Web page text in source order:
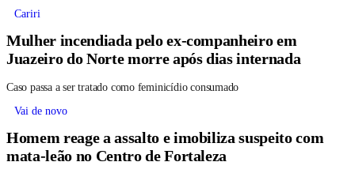
Cariri
Mulher incendiada pelo ex-companheiro em
Juazeiro do Norte morre após dias internada
Caso passa a ser tratado como feminicídio consumado
Vai de novo
Homem reage a assalto e imobiliza suspeito com
mata-leão no Centro de Fortaleza